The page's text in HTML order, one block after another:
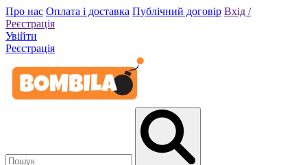
Про нас Оплата і доставка Публічний договір Вхід /
Реєстрація
Увійти
Реєстрація